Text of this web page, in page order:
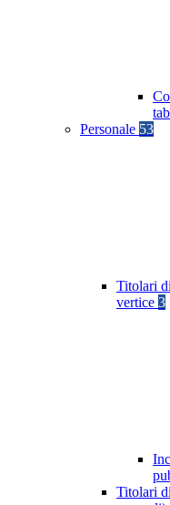
Personale 53
Titolari
vertice 3
Titolari